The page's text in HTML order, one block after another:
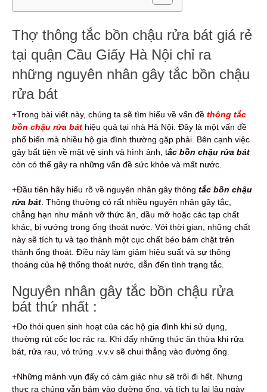
Thợ thông tắc bồn chậu rửa bát giá rẻ
tại quận Cầu Giấy Hà Nội chỉ ra
những nguyên nhân gây tắc bồn chậu
rửa bát
+Trong bài viết này, chúng ta sẽ tìm hiểu về vấn đề thông tắc
bồn chậu rửa bát hiệu quả tại nhà Hà Nội. Đây là một vấn đề
phổ biến mà nhiều hộ gia đình thường gặp phải. Bên cạnh việc
gây bất tiện về mặt vệ sinh và hình ảnh, tắc bồn chậu rửa bát
còn có thể gây ra những vấn đề sức khỏe và mất nước.
+Đầu tiên hãy hiểu rõ về nguyên nhân gây thông tắc bồn chậu
rửa bát . Thông thường có rất nhiều nguyên nhân gây tắc,
chẳng hạn như mảnh vỡ thức ăn, dầu mỡ hoặc các tạp chất
khác, bị vướng trong ống thoát nước. Với thời gian, những chất
này sẽ tích tụ và tạo thành một cục chất béo bám chặt trên
thành ống thoát. Điều này làm giảm hiệu suất và sự thông
thoáng của hệ thống thoát nước, dẫn đến tình trạng tắc.
Nguyên nhân gây tắc bồn chậu rửa
bát thứ nhất :
+Do thói quen sinh hoạt của các hộ gia đình khi sử dụng,
thường rút cốc lọc rác ra. Khi đấy những thức ăn thừa khi rửa
bát, rửa rau, vỏ trứng .v.v.v sẽ chui thẳng vào đường ống.
+Những mảnh vụn đấy có cảm giác như sẽ trôi đi hết. Nhưng
thực ra chúng vẫn bám vào đường ống, và tích tụ lại lâu ngày